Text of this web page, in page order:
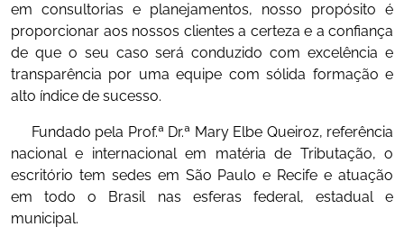
em consultorias e planejamentos, nosso propósito é
proporcionar aos nossos clientes a certeza e a confiança
de que o seu caso será conduzido com excelência e
transparência por uma equipe com sólida formação e
alto índice de sucesso.
Fundado pela Prof.ª Dr.ª Mary Elbe Queiroz, referência
nacional e internacional em matéria de Tributação, o
escritório tem sedes em São Paulo e Recife e atuação
em todo o Brasil nas esferas federal, estadual e
municipal.